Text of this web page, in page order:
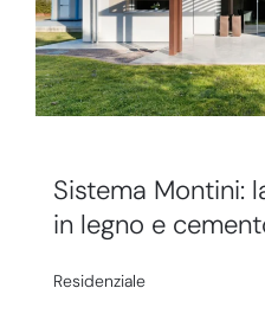
Sistema Montini:
in legno e
Residenziale